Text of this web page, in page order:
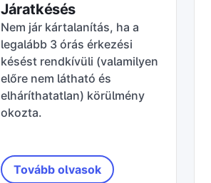
Járatkésés
Nem jár kártalanítás, ha a
legalább 3 órás érkezési
késést rendkívüli (valamilyen
előre nem látható és
elháríthatatlan) körülmény
okozta.
Tovább olvasok